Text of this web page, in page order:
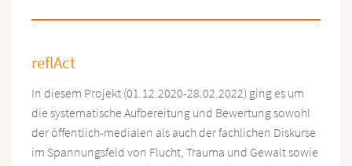
reflAct
In diesem Projekt (01.12.2020-28.02.2022) ging es um
die systematische Aufbereitung und Bewertung sowohl
der öffentlich-medialen als auch der fachlichen Diskurse
im Spannungsfeld von Flucht, Trauma und Gewalt sowie